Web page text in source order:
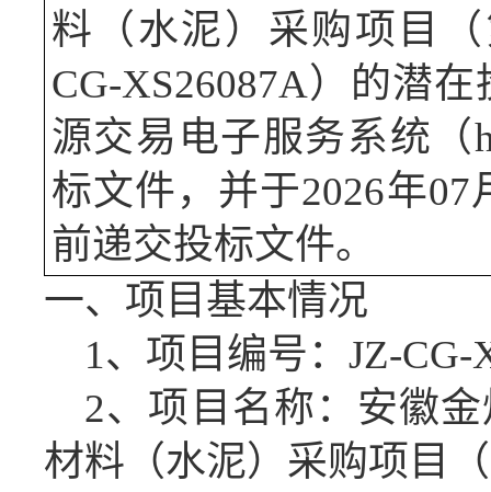
料（水泥）采购项目
CG-XS26087A）的潜在
源交易电子服务系统（
标文件，并于2026年07
前递交投标文件。
一、项目基本情况
1、项目编号：JZ-CG-
2、项目名称： 安徽
材料（水泥）采购项目